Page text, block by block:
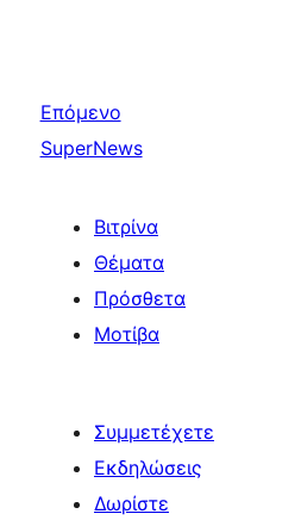
Επόμενο
SuperNews
Βιτρίνα
Θέματα
Πρόσθετα
Μοτίβα
Συμμετέχετε
Εκδηλώσεις
Δωρίστε